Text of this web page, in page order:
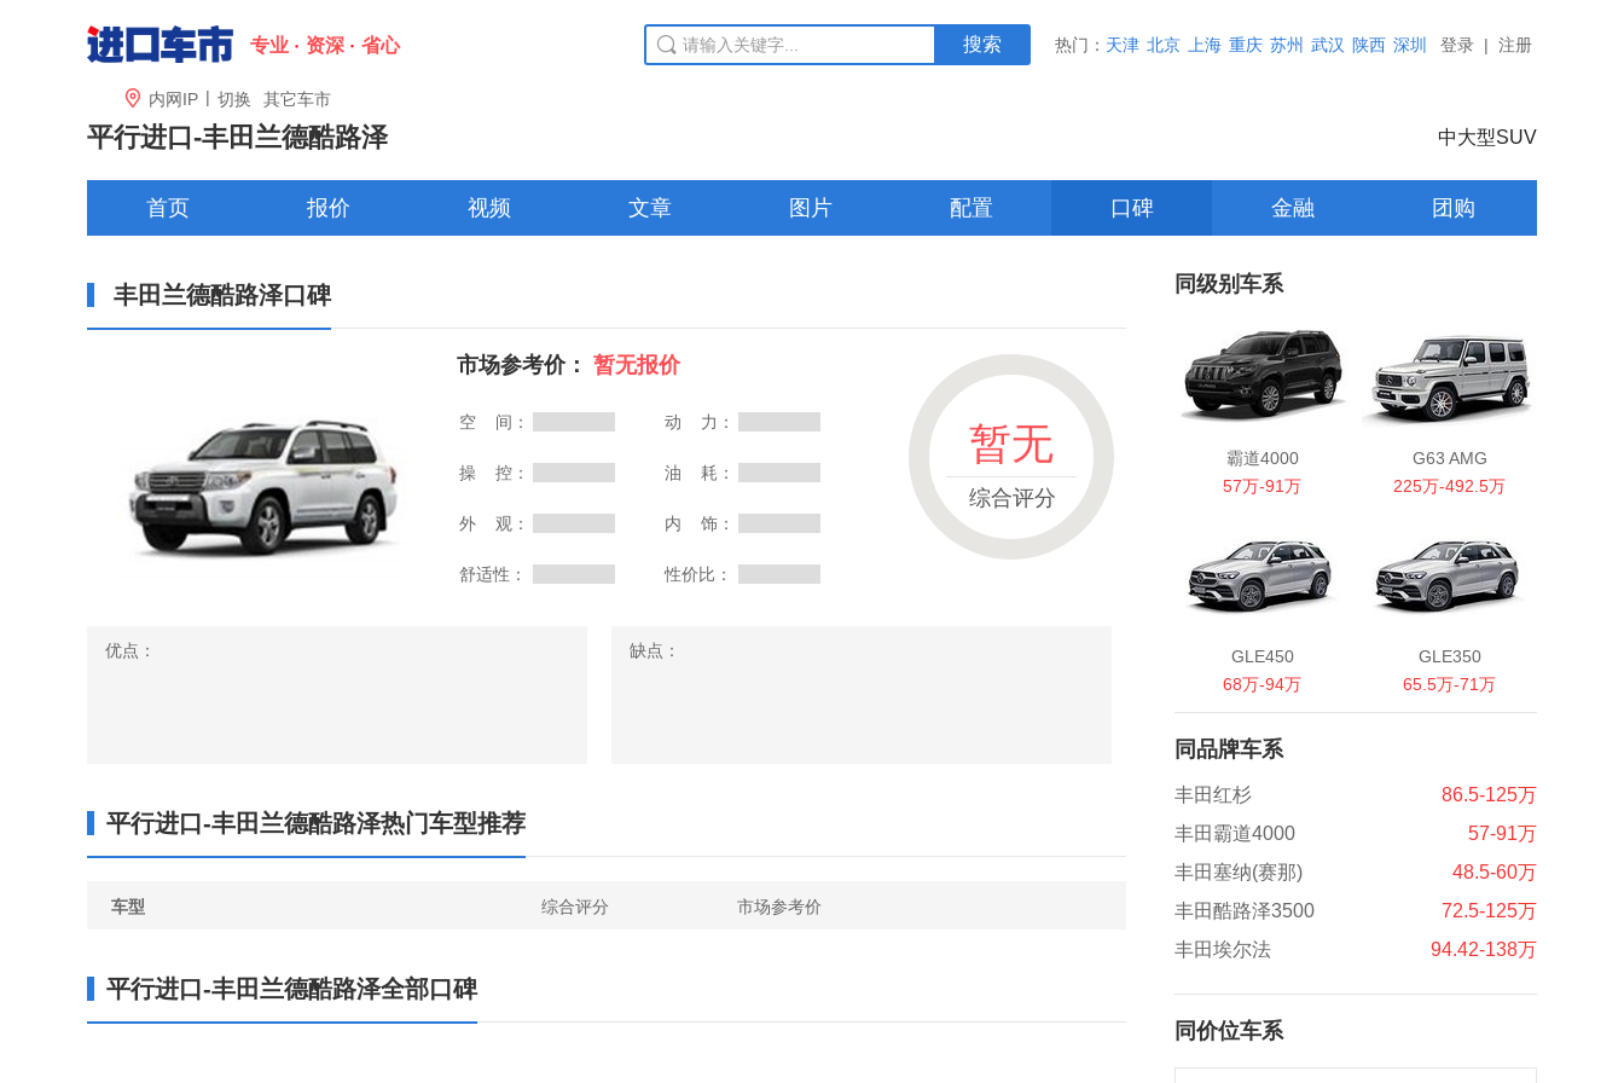
专业 资深 省心
 内网IP | 切换 其它车市
搜索 热门： 天津 北京 上海 重庆 苏州 武汉 陕西 深圳 登录 | 注册
平行进口-丰田兰德酷路泽 中大型SUV
首页 报价 视频 文章 图片 配置 口碑 金融 团购
丰田兰德酷路泽口碑
市场参考价： 暂无报价
暂无
综合评分
空 间： 动 力：
操 控： 油 耗：
外 观： 内 饰：
舒适性： 性价比：
优点： 缺点：
平行进口-丰田兰德酷路泽热门车型推荐
车型 综合评分 市场参考价
平行进口-丰田兰德酷路泽全部口碑
同级别车系
霸道4000
57万-91万
G63 AMG
225万-492.5万
GLE450
68万-94万
GLE350
65.5万-71万
同品牌车系
丰田红杉
86.5-125万
丰田霸道4000
57-91万
丰田塞纳(赛那)
48.5-60万
丰田酷路泽3500
72.5-125万
丰田埃尔法
94.42-138万
同价位车系